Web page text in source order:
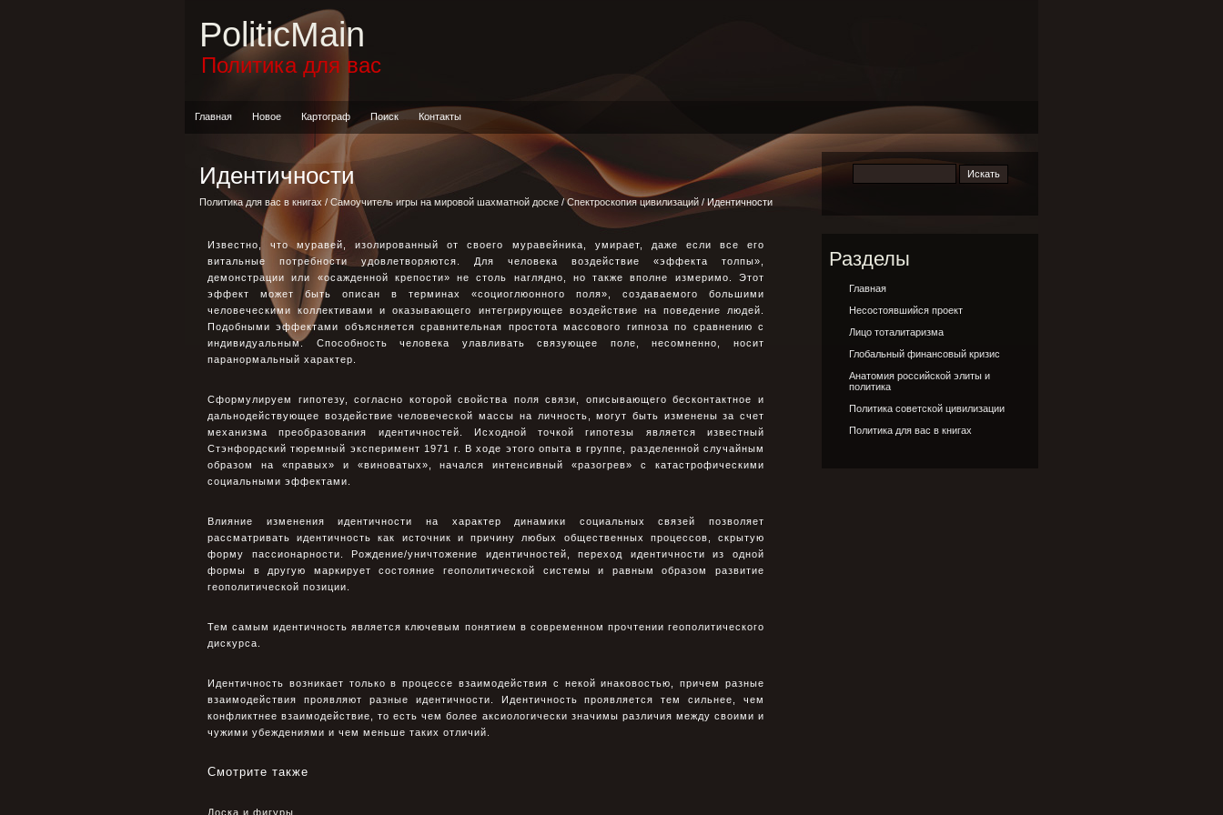
PoliticMain
Политика для вас
Главная Новое Картограф Поиск Контакты
Идентичности
Политика для вас в книгах / Самоучитель игры на мировой шахматной доске /Спектроскопия цивилизаций / Идентичности
Известно, что муравей, изолированный от своего муравейника, умирает, даже если все его
витальные потребности удовлетворяются. Для человека воздействие «эффекта толпы»,
демонстрации или «осажденной крепости» не столь наглядно, но также вполне измеримо. Этот
эффект может быть описан в терминах «социоглюонного поля», создаваемого большими
человеческими коллективами и оказывающего интегрирующее воздействие на поведение людей.
Подобными эффектами объясняется сравнительная простота массового гипноза по сравнению с
индивидуальным. Способность человека улавливать связующее поле, несомненно, носит
паранормальный характер.
Сформулируем гипотезу, согласно которой свойства поля связи, описывающего бесконтактное и
дальнодействующее воздействие человеческой массы на личность, могут быть изменены за счет
механизма преобразования идентичностей. Исходной точкой гипотезы является известный
Стэнфордский тюремный эксперимент 1971 г. В ходе этого опыта в группе, разделенной случайным
образом на «правых» и «виноватых», начался интенсивный «разогрев» с катастрофическими
социальными эффектами.
Влияние изменения идентичности на характер динамики социальных связей позволяет
рассматривать идентичность как источник и причину любых общественных процессов, скрытую
форму пассионарности. Рождение/уничтожение идентичностей, переход идентичности из одной
формы в другую маркирует состояние геополитической системы и равным образом развитие
геополитической позиции.
Тем самым идентичность является ключевым понятием в современном прочтении геополитического
дискурса.
Идентичность возникает только в процессе взаимодействия с некой инаковостью, причем разные
взаимодействия проявляют разные идентичности. Идентичность проявляется тем сильнее, чем
конфликтнее взаимодействие, то есть чем более аксиологически значимы различия между своими и
чужими убеждениями и чем меньше таких отличий.
Смотрите также
Доска и фигуры
Разделы
Главная
Несостоявшийся проект
Лицо тоталитаризма
Глобальный финансовый кризис
Анатомия российской элиты и
политика
Политика советской цивилизации
Политика для вас в книгах